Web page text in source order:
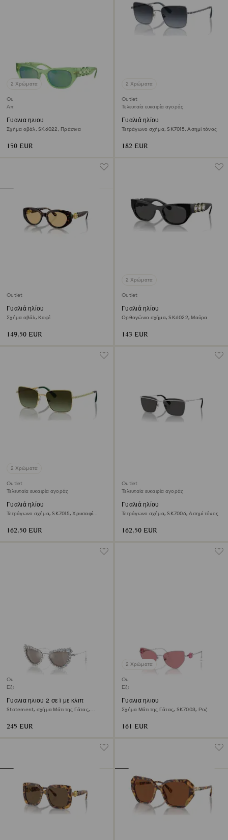
2 Χρώματα
Outlet
Αποκλειστικά προϊόντα online
Γυαλιά ηλίου
Σχήμα οβάλ, SK6022, Πράσινα
150 EUR
2 Χρώματα
Outlet
Τελευταία ευκαιρία αγοράς
Γυαλιά ηλίου
Τετράγωνο σχήμα, SK7015, Ασημί τόνος
182 EUR
Outlet
Γυαλιά ηλίου
Σχήμα οβάλ, Καφέ
149,50 EUR
2 Χρώματα
Outlet
Γυαλιά ηλίου
Ορθογώνιο σχήμα, SK6022, Μαύρα
143 EUR
2 Χρώματα
Outlet
Τελευταία ευκαιρία αγοράς
Γυαλιά ηλίου
Τετράγωνο σχήμα, SK7015, Χρυσαφί
162,50 EUR
Outlet
Τελευταία ευκαιρία αγοράς
Γυαλιά ηλίου
Τετράγωνο σχήμα, SK7006, Ασημί τόνος
162,50 EUR
Outlet
Εξαντλήθηκε
Γυαλιά ηλίου 2 σε 1 με κλιπ
Statement, σχήμα Μάτι της Γάτας,
245 EUR
2 Χρώματα
Outlet
Εξαντλήθηκε
Γυαλιά ηλίου
Σχήμα Μάτι της Γάτας, SK7003, Ροζ
161 EUR